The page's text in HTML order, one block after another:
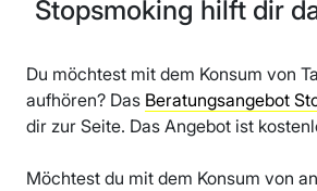
Stopsmoking hilft dir
Du möchtest mit dem Konsum von
aufhören? Das Beratungsangebot
dir zur Seite. Das Angebot ist
Möchtest du mit dem Konsum von